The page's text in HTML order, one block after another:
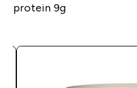
protein 9g